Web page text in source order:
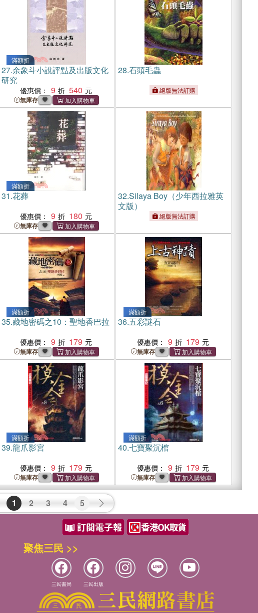
滿額折
27.余象斗小說評點及出版文化
研究
優惠價： 9 540
無庫存
28.石頭毛蟲
絕版無法訂購
滿額折
31.花葬
優惠價： 9 180
無庫存
32.Silaya Boy（少年西拉雅英
文版）
絕版無法訂購
滿額折
35.藏地密碼之10：聖地香巴拉
優惠價： 9 179
無庫存
滿額折
36.五彩謎石
優惠價： 9 179
無庫存
滿額折
39.龍爪影宮
優惠價： 9 179
無庫存
滿額折
40.七寶聚沉棺
優惠價： 9 179
無庫存
1 2 3 4 5
聚焦三民 >>
三民書局 三民出版